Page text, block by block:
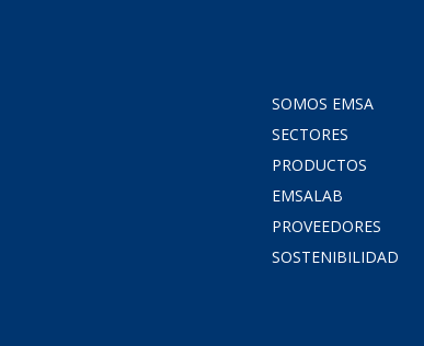
SOMOS EMSA
SECTORES
PRODUCTOS
EMSALAB
PROVEEDORES
SOSTENIBILIDAD